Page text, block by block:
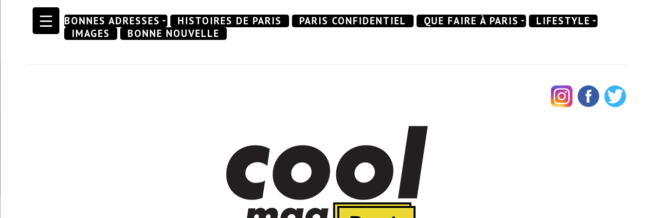
Skip
BONNES ADRESSES HISTOIRES DE PARIS PARIS CONFIDENTIEL QUE FAIRE À PARIS
LIFESTYLE
IMAGES
BONNE NOUVELLE